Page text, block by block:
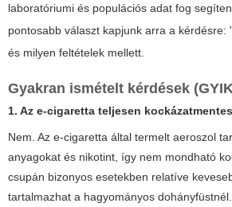
laboratóriumi és populációs adat fog
pontosabb választ kapjunk arra a kérdésre:
és milyen feltételek mellett.
Gyakran ismételt kérdések
1. Az e-cigaretta teljesen
Nem. Az e-cigaretta által termelt aeroszol
anyagokat és nikotint, így nem mondható
csupán bizonyos esetekben relatíve
tartalmazhat a hagyományos dohányfüstnél.